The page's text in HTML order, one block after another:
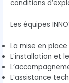
conditions
Les équipes
La mise en
L’installation et
L’assistance